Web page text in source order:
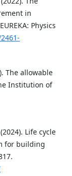
in
Physics
The allowable
Institution of
Life cycle
for building